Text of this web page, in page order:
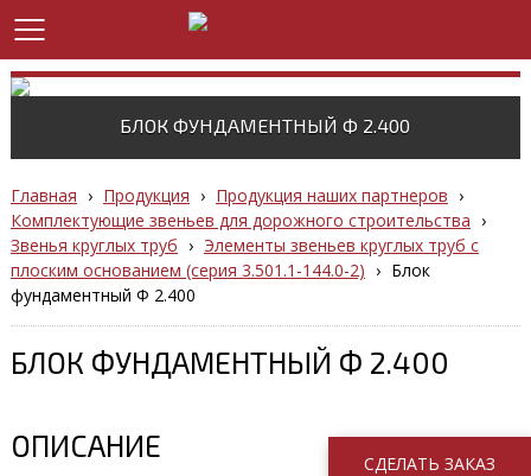
БЛОК ФУНДАМЕНТНЫЙ Ф 2.400
Главная › Продукция › Продукция наших партнеров ›
Комплектующие звеньев для дорожного строительства ›
Звенья круглых труб › Элементы звеньев круглых труб с
плоским основанием (серия 3.501.1-144.0-2) › Блок
фундаментный Ф 2.400
БЛОК ФУНДАМЕНТНЫЙ Ф 2.400
ОПИСАНИЕ
СДЕЛАТЬ ЗАКАЗ